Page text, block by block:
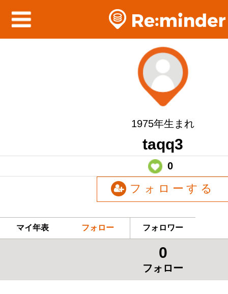
1975年生まれ
taqq3
0
フォローする
マイ年表 フォロー フォロワー
0
フォロー